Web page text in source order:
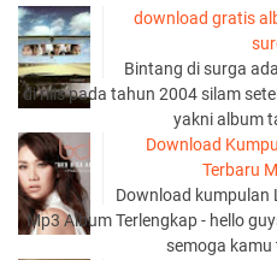
download gratis
Bintang di surga
di rilis pada tahun 2004 silam
yakni album
Download
Terbaru
Download kumpulan
Mp3 Album Terlengkap - hello
semoga kamu